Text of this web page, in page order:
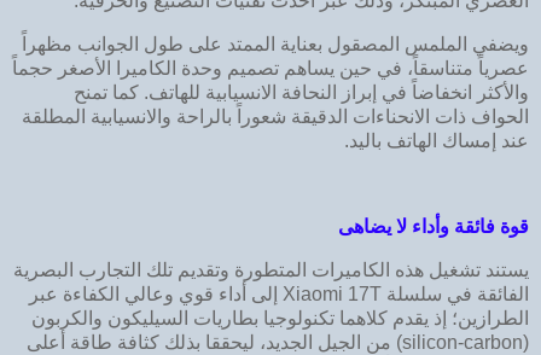
ويضفي الملمس المصقول بعناية الممتد على طول الجوانب مظهراً
عصرياً متناسقاً، في حين يساهم تصميم وحدة الكاميرا الأصغر حجماً
والأكثر انخفاضاً في إبراز النحافة الانسيابية للهاتف. كما تمنح
الحواف ذات الانحناءات الدقيقة شعوراً بالراحة والانسيابية المطلقة
عند إمساك الهاتف باليد.
قوة فائقة وأداء لا يضاهى
يستند تشغيل هذه الكاميرات المتطورة وتقديم تلك التجارب البصرية
الفائقة في سلسلة Xiaomi 17T إلى أداء قوي وعالي الكفاءة عبر
الطرازين؛ إذ يقدم كلاهما تكنولوجيا بطاريات السيليكون والكربون
(silicon-carbon) من الجيل الجديد، ليحققا بذلك كثافة طاقة أعلى